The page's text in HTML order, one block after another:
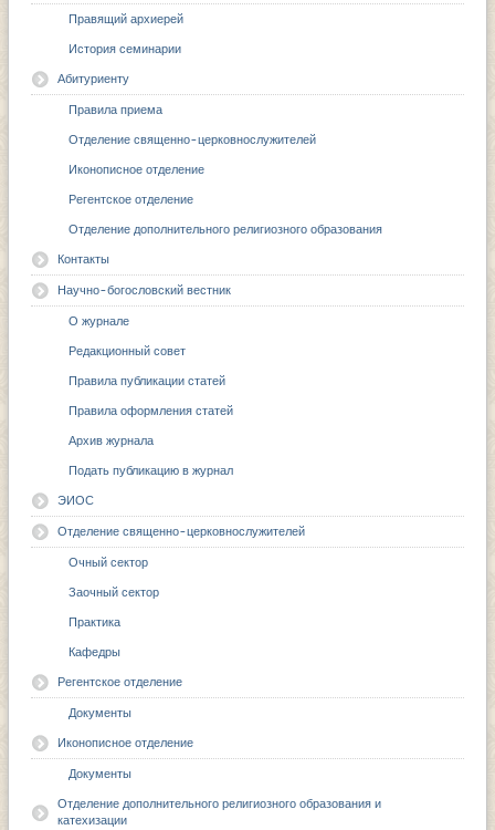
Правящий архиерей
История семинарии
Абитуриенту
Правила приема
Отделение священно-церковнослужителей
Иконописное отделение
Регентское отделение
Отделение дополнительного религиозного образования
Контакты
Научно-богословский вестник
О журнале
Редакционный совет
Правила публикации статей
Правила оформления статей
Архив журнала
Подать публикацию в журнал
ЭИОС
Отделение священно-церковнослужителей
Очный сектор
Заочный сектор
Практика
Кафедры
Регентское отделение
Документы
Иконописное отделение
Документы
Отделение дополнительного религиозного образования и
катехизации